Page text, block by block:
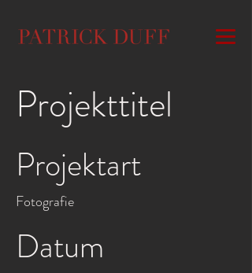
Projekttitel
Projektart
Fotografie
Datum